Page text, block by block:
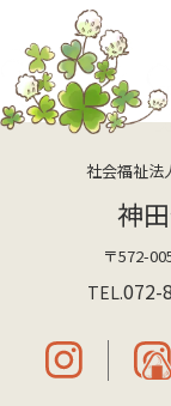
社会福祉
神
〒572-
TEL.072-